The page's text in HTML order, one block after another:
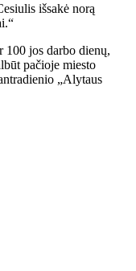
išsakė norą
100 jos darbo dienų,
pačioje miesto
„Alytaus